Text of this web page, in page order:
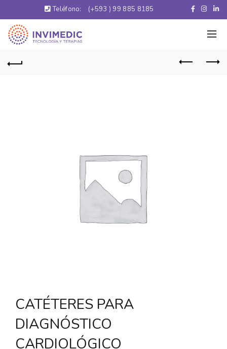
Teléfono: (+593 ) 99 885 8185
CATÉTERES PARA
DIAGNÓSTICO
CARDIOLÓGICO